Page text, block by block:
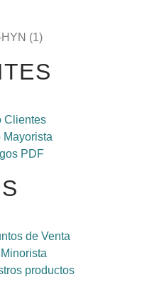
Clientes
Mayorista
PDF
de Venta
productos